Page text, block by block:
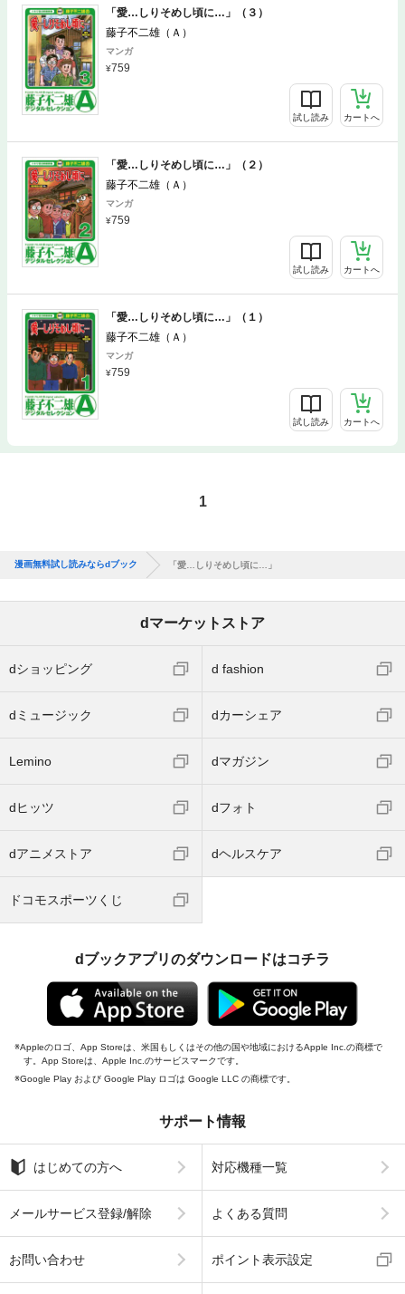
「愛…しりそめし頃に…」（３）
藤子不二雄（Ａ）
マンガ
759
試し読み カートへ
「愛…しりそめし頃に…」（２）
藤子不二雄（Ａ）
マンガ
759
試し読み カートへ
「愛…しりそめし頃に…」（１）
藤子不二雄（Ａ）
マンガ
759
試し読み カートへ
1
漫画無料試し読みならdブック 「愛…しりそめし頃に…」
dマーケットストア
dショッピング d fashion
dミュージック dカーシェア
Lemino dマガジン
dヒッツ dフォト
dアニメストア dヘルスケア
ドコモスポーツくじ
dブックアプリのダウンロードはコチラ
Appleのロゴ、App Storeは、米国もしくはその他の国や地域におけるApple Inc.の商標で
す。App Storeは、Apple Inc.のサービスマークです。
Google Play および Google Play ロゴは Google LLC の商標です。
サポート情報
はじめての方へ 対応機種一覧
メールサービス登録/解除 よくある質問
お問い合わせ ポイント表示設定